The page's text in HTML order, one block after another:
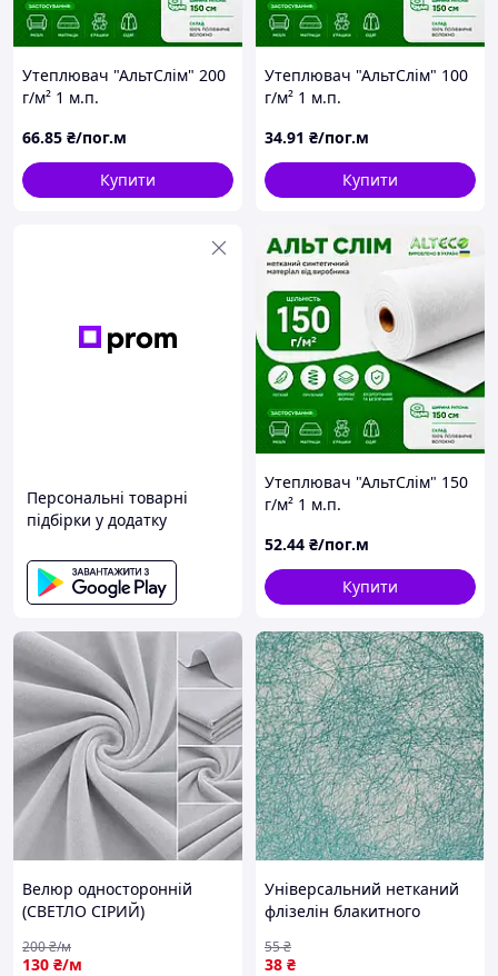
Утеплювач "АльтСлім" 200
г/м² 1 м.п.
66.85 ₴/пог.м
Купити
Утеплювач "АльтСлім" 100
г/м² 1 м.п.
34.91 ₴/пог.м
Купити
Персональні товарні
підбірки у додатку
Утеплювач "АльтСлім" 150
г/м² 1 м.п.
52.44 ₴/пог.м
Купити
Велюр односторонній
(СВЕТЛО СІРИЙ)
130 ₴/м
200₴/м
Універсальний нетканий
флізелін блакитного
рукоділля і творчості
38 ₴
55₴